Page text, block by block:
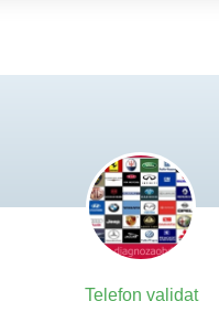
Telefon validat